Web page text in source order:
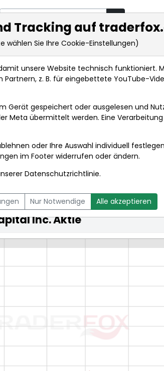
Market Tools Realtimekurse
Inc. Aktie
Tracking auf
wählen Sie Ihre Cookie-Einstellungen)
unsere Website technisch funktioniert.
z. B. für eingebettete YouTube-
Gerät gespeichert oder ausgelesen und
Meta übermittelt werden. Eine
oder Ihre Auswahl individuell
im Footer widerrufen oder ändern.
Datenschutzrichtlinie.
Nur Notwendige Alle akzeptieren